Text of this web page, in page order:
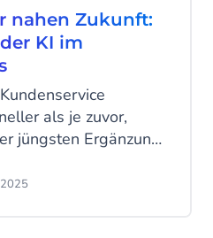
nahen Zukunft:
KI im
als je zuvor,
jüngsten Ergänzung
dem Head of